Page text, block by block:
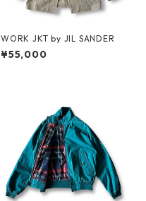
WORK JKT by JIL SANDER
¥55,000